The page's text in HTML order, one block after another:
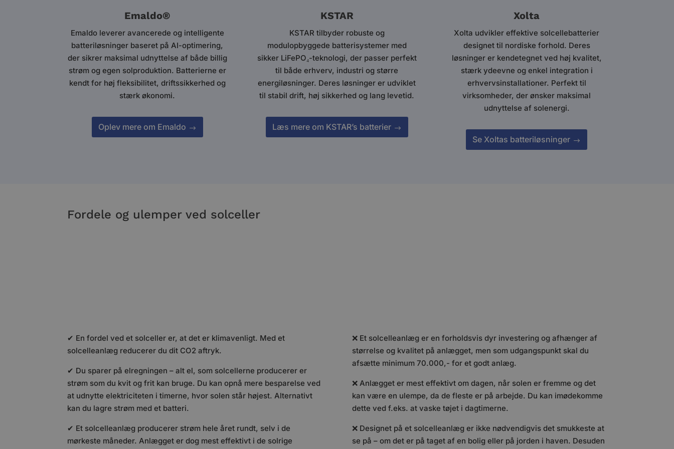
Emaldo®
Emaldo leverer avancerede og intelligente
batteriløsninger baseret på AI-optimering,
der sikrer maksimal udnyttelse af både billig
strøm og egen solproduktion. Batterierne er
kendt for høj fleksibilitet, driftssikkerhed og
stærk økonomi.
Oplev mere om Emaldo
KSTAR
KSTAR tilbyder robuste og
modulopbyggede batterisystemer med
sikker LiFePO₄-teknologi, der passer perfekt
til både erhverv, industri og større
energiløsninger. Deres løsninger er udviklet
til stabil drift, høj sikkerhed og lang levetid.
Læs mere om KSTAR’s batterier
Xolta
Xolta udvikler effektive solcellebatterier
designet til nordiske forhold. Deres
løsninger er kendetegnet ved høj kvalitet,
stærk ydeevne og enkel integration i
erhvervsinstallationer. Perfekt til
virksomheder, der ønsker maksimal
udnyttelse af solenergi.
Se Xoltas batteriløsninger
Fordele og ulemper ved solceller
✔ En fordel ved et solceller er, at det er klimavenligt. Med et
solcelleanlæg reducerer du dit CO2 aftryk.
✔ Du sparer på elregningen – alt el, som solcellerne producerer er
strøm som du kvit og frit kan bruge. Du kan opnå mere besparelse ved
at udnytte elektriciteten i timerne, hvor solen står højest. Alternativt
kan du lagre strøm med et batteri.
✔ Et solcelleanlæg producerer strøm hele året rundt, selv i de
mørkeste måneder. Anlægget er dog mest effektivt i de solrige
❌ Et solcelleanlæg er en forholdsvis dyr investering og afhænger af
størrelse og kvalitet på anlægget, men som udgangspunkt skal du
afsætte minimum 70.000,- for et godt anlæg.
❌ Anlægget er mest effektivt om dagen, når solen er fremme og det
kan være en ulempe, da de fleste er på arbejde. Du kan imødekomme
dette ved f.eks. at vaske tøjet i dagtimerne.
❌ Designet på et solcelleanlæg er ikke nødvendigvis det smukkeste at
se på – om det er på taget af en bolig eller på jorden i haven. Desuden